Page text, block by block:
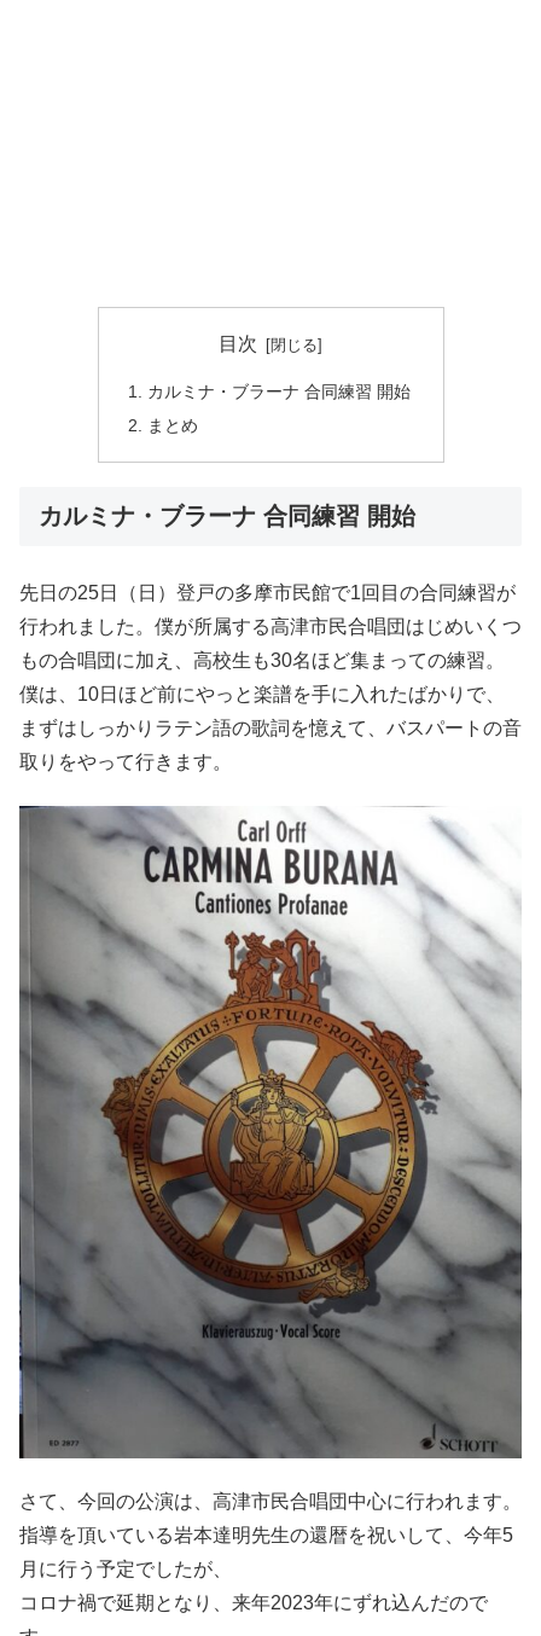
目次
カルミナ・ブラーナ 合同練習 開始
まとめ
カルミナ・ブラーナ 合同練習 開始
先日の25日（日）登戸の多摩市民館で1回目の合同練習が
行われました。僕が所属する高津市民合唱団はじめいくつ
もの合唱団に加え、高校生も30名ほど集まっての練習。
僕は、10日ほど前にやっと楽譜を手に入れたばかりで、
まずはしっかりラテン語の歌詞を憶えて、バスパートの音
取りをやって行きます。
さて、今回の公演は、高津市民合唱団中心に行われます。
指導を頂いている岩本達明先生の還暦を祝いして、今年5
月に行う予定でしたが、
コロナ禍で延期となり、来年2023年にずれ込んだので